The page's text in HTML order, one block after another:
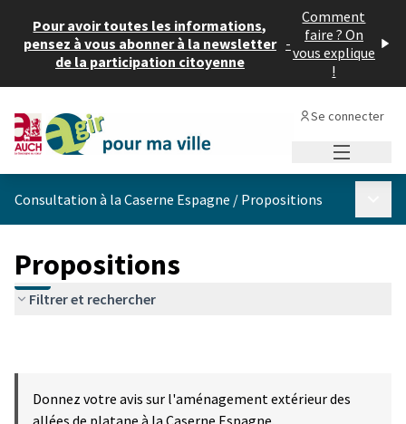
Pour avoir toutes les informations,
pensez à vous abonner à la newsletter
de la participation citoyenne
-
Comment
faire ? On
vous explique
!
Se connecter
Consultation à la Caserne Espagne / Propositions
Propositions
Filtrer et rechercher
Donnez votre avis sur l'aménagement extérieur des
allées de platane à la Caserne Espagne.